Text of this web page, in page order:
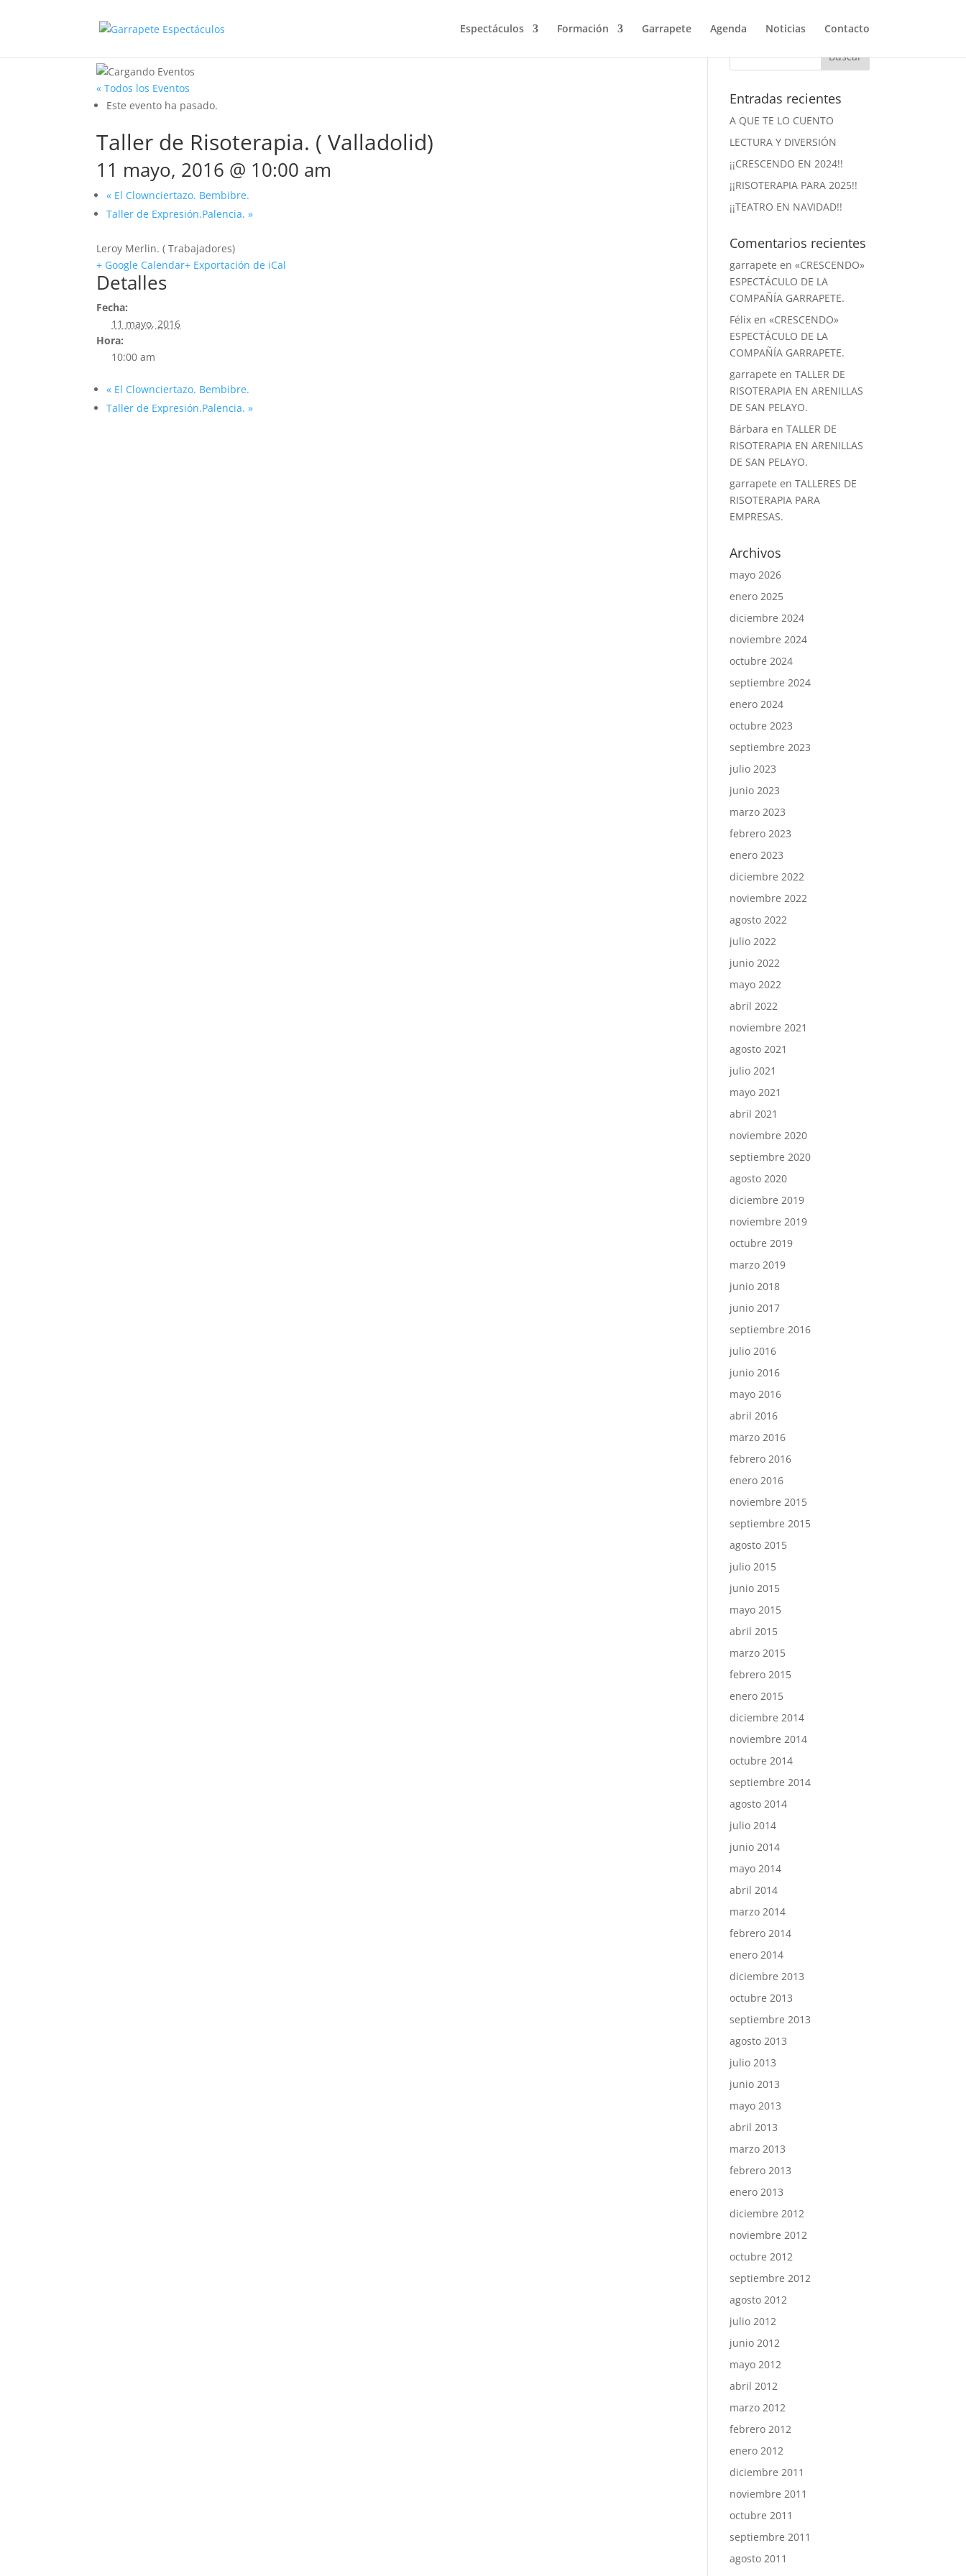
Espectáculos Formación Garrapete Agenda Noticias Contacto
« Todos los Eventos
Este evento ha pasado.
Taller de Risoterapia. ( Valladolid)
11 mayo, 2016 @ 10:00 am
« El Clownciertazo. Bembibre.
Taller de Expresión.Palencia.»
Leroy Merlin. ( Trabajadores)
+ Google Calendar+ Exportación de iCal
Detalles
Fecha:
11 mayo, 2016
Hora:
10:00 am
« El Clownciertazo. Bembibre.
Taller de Expresión.Palencia.»
Entradas recientes
A QUE TE LO CUENTO
LECTURA Y DIVERSIÓN
¡¡CRESCENDO EN 2024!!
¡¡RISOTERAPIA PARA 2025!!
¡¡TEATRO EN NAVIDAD!!
Comentarios recientes
garrapete en«CRESCENDO»
ESPECTÁCULO DE LA
COMPAÑÍA GARRAPETE.
Félix en«CRESCENDO»
ESPECTÁCULO DE LA
COMPAÑÍA GARRAPETE.
garrapete enTALLER DE
RISOTERAPIA EN ARENILLAS
DE SAN PELAYO.
Bárbara enTALLER DE
RISOTERAPIA EN ARENILLAS
DE SAN PELAYO.
garrapete enTALLERES DE
RISOTERAPIA PARA
EMPRESAS.
Archivos
mayo 2026
enero 2025
diciembre 2024
noviembre 2024
octubre 2024
septiembre 2024
enero 2024
octubre 2023
septiembre 2023
julio 2023
junio 2023
marzo 2023
febrero 2023
enero 2023
diciembre 2022
noviembre 2022
agosto 2022
julio 2022
junio 2022
mayo 2022
abril 2022
noviembre 2021
agosto 2021
julio 2021
mayo 2021
abril 2021
noviembre 2020
septiembre 2020
agosto 2020
diciembre 2019
noviembre 2019
octubre 2019
marzo 2019
junio 2018
junio 2017
septiembre 2016
julio 2016
junio 2016
mayo 2016
abril 2016
marzo 2016
febrero 2016
enero 2016
noviembre 2015
septiembre 2015
agosto 2015
julio 2015
junio 2015
mayo 2015
abril 2015
marzo 2015
febrero 2015
enero 2015
diciembre 2014
noviembre 2014
octubre 2014
septiembre 2014
agosto 2014
julio 2014
junio 2014
mayo 2014
abril 2014
marzo 2014
febrero 2014
enero 2014
diciembre 2013
octubre 2013
septiembre 2013
agosto 2013
julio 2013
junio 2013
mayo 2013
abril 2013
marzo 2013
febrero 2013
enero 2013
diciembre 2012
noviembre 2012
octubre 2012
septiembre 2012
agosto 2012
julio 2012
junio 2012
mayo 2012
abril 2012
marzo 2012
febrero 2012
enero 2012
diciembre 2011
noviembre 2011
octubre 2011
septiembre 2011
agosto 2011